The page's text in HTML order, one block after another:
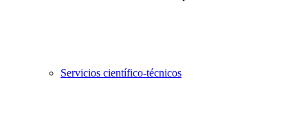
Servicios científico-técnicos